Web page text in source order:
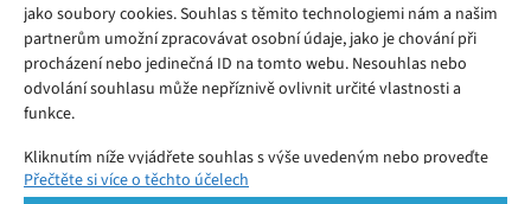
jako soubory cookies. Souhlas s těmito technologiemi nám a našim
partnerům umožní zpracovávat osobní údaje, jako je chování při
procházení nebo jedinečná ID na tomto webu. Nesouhlas nebo
odvolání souhlasu může nepříznivě ovlivnit určité vlastnosti a
funkce.
Kliknutím níže vyjádřete souhlas s výše uvedeným nebo proveďte
podrobnější rozhodnutí. Vaše volby budou použity pouze na tomto
Přečtěte si více o těchto účelech